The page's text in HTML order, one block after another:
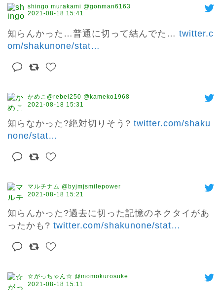
shingo murakami @gonman6163
2021-08-18 15:41
知らんかった…普通に切って結んでた… twitter.c
om/shakunone/stat…
かめこ@rebel250 @kameko1968
2021-08-18 15:31
知らなかった?絶対切りそう? twitter.com/shaku
none/stat…
マルチナム @byjmjsmilepower
2021-08-18 15:21
知らんかった?過去に切った記憶のネクタイがあ
ったかも? twitter.com/shakunone/stat…
☆がっちゃん☆ @momokurosuke
2021-08-18 15:11